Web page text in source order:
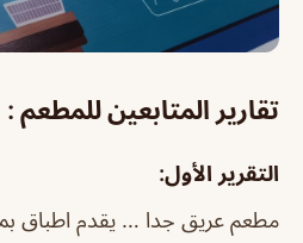
تقارير المتابعين للمطعم :
التقرير الأول:
مطعم عريق جدا … يقدم اطباق